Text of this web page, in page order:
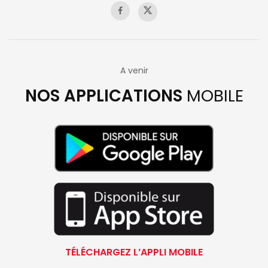
A venir
NOS APPLICATIONS MOBILE
TÉLÉCHARGEZ L’APPLI MOBILE